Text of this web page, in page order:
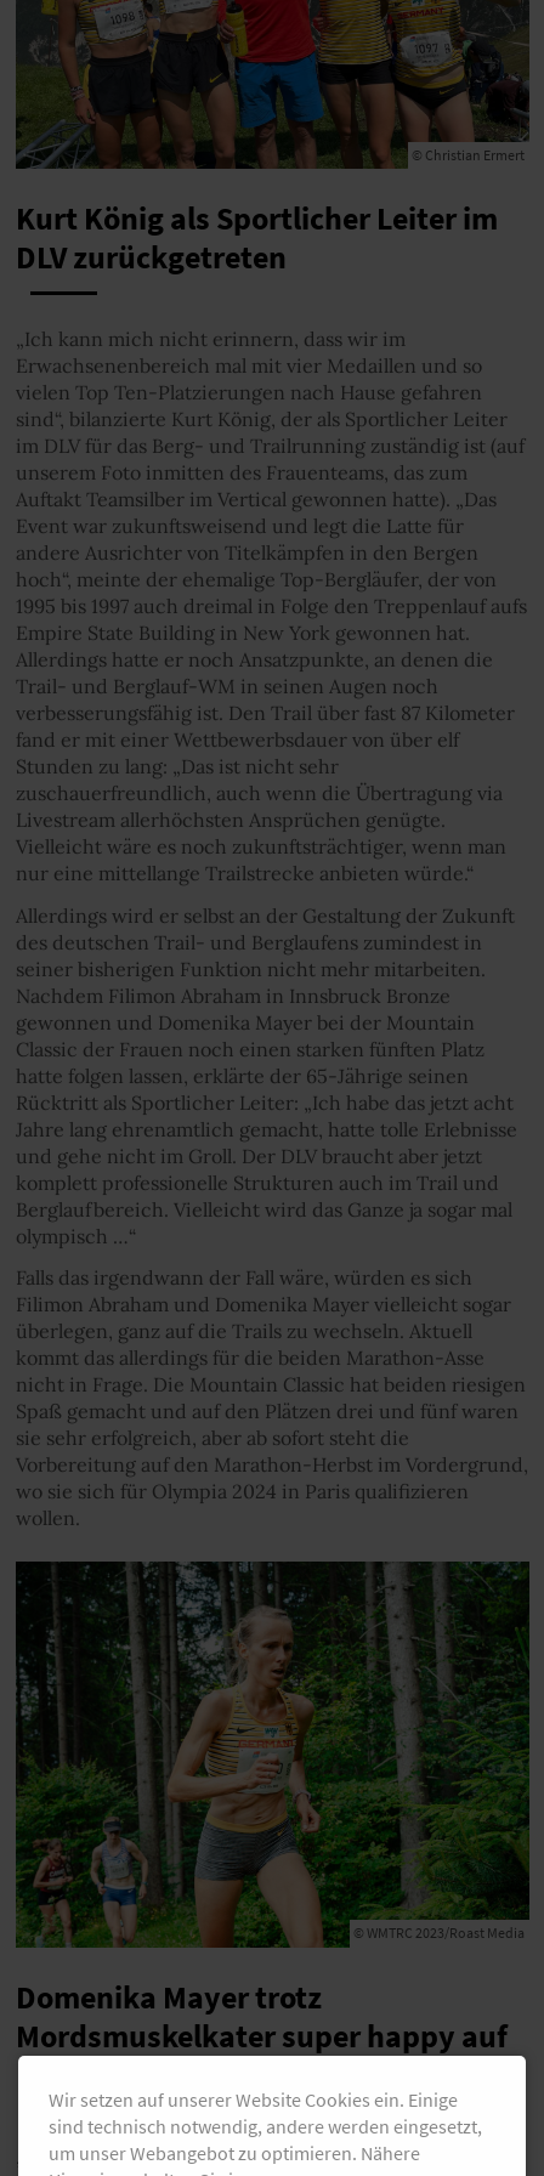
© Christian Ermert
Kurt König als Sportlicher Leiter im
DLV zurückgetreten
„Ich kann mich nicht erinnern, dass wir im
Erwachsenenbereich mal mit vier Medaillen und so
vielen Top Ten-Platzierungen nach Hause gefahren
sind“, bilanzierte Kurt König, der als Sportlicher Leiter
im DLV für das Berg- und Trailrunning zuständig ist (auf
unserem Foto inmitten des Frauenteams, das zum
Auftakt Teamsilber im Vertical gewonnen hatte). „Das
Event war zukunftsweisend und legt die Latte für
andere Ausrichter von Titelkämpfen in den Bergen
hoch“, meinte der ehemalige Top-Bergläufer, der von
1995 bis 1997 auch dreimal in Folge den Treppenlauf aufs
Empire State Building in New York gewonnen hat.
Allerdings hatte er noch Ansatzpunkte, an denen die
Trail- und Berglauf-WM in seinen Augen noch
verbesserungsfähig ist. Den Trail über fast 87 Kilometer
fand er mit einer Wettbewerbsdauer von über elf
Stunden zu lang: „Das ist nicht sehr
zuschauerfreundlich, auch wenn die Übertragung via
Livestream allerhöchsten Ansprüchen genügte.
Vielleicht wäre es noch zukunftsträchtiger, wenn man
nur eine mittellange Trailstrecke anbieten würde.“
Allerdings wird er selbst an der Gestaltung der Zukunft
des deutschen Trail- und Berglaufens zumindest in
seiner bisherigen Funktion nicht mehr mitarbeiten.
Nachdem Filimon Abraham in Innsbruck Bronze
gewonnen und Domenika Mayer bei der Mountain
Classic der Frauen noch einen starken fünften Platz
hatte folgen lassen, erklärte der 65-Jährige seinen
Rücktritt als Sportlicher Leiter: „Ich habe das jetzt acht
Jahre lang ehrenamtlich gemacht, hatte tolle Erlebnisse
und gehe nicht im Groll. Der DLV braucht aber jetzt
komplett professionelle Strukturen auch im Trail und
Berglaufbereich. Vielleicht wird das Ganze ja sogar mal
olympisch …“
Falls das irgendwann der Fall wäre, würden es sich
Filimon Abraham und Domenika Mayer vielleicht sogar
überlegen, ganz auf die Trails zu wechseln. Aktuell
kommt das allerdings für die beiden Marathon-Asse
nicht in Frage. Die Mountain Classic hat beiden riesigen
Spaß gemacht und auf den Plätzen drei und fünf waren
sie sehr erfolgreich, aber ab sofort steht die
Vorbereitung auf den Marathon-Herbst im Vordergrund,
wo sie sich für Olympia 2024 in Paris qualifizieren
wollen.
© WMTRC 2023/Roast Media
Domenika Mayer trotz
Mordsmuskelkater super happy auf
„Ich bin super happy, auch wenn ich morgen einen
Wir setzen auf unserer Website Cookies ein. Einige
sind technisch notwendig, andere werden eingesetzt,
um unser Webangebot zu optimieren. Nähere